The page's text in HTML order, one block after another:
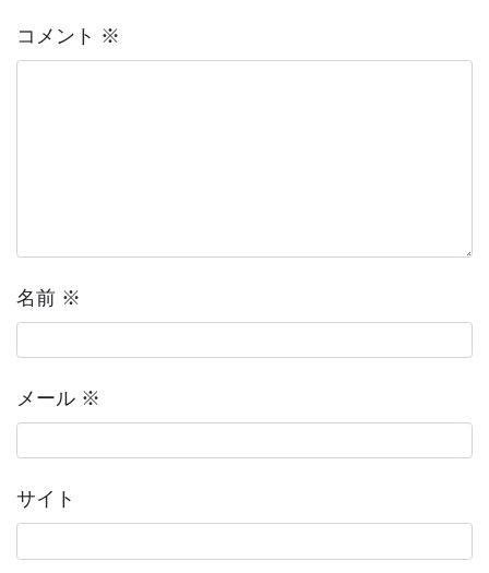
コメント ※
名前 ※
メール ※
サイト